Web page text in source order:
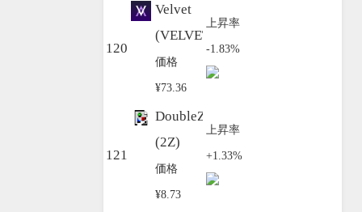
120
Velvet
(VELVET)
価格
¥73.36
上昇率
-1.83%
121
DoubleZero
(2Z)
価格
¥8.73
上昇率
+1.33%